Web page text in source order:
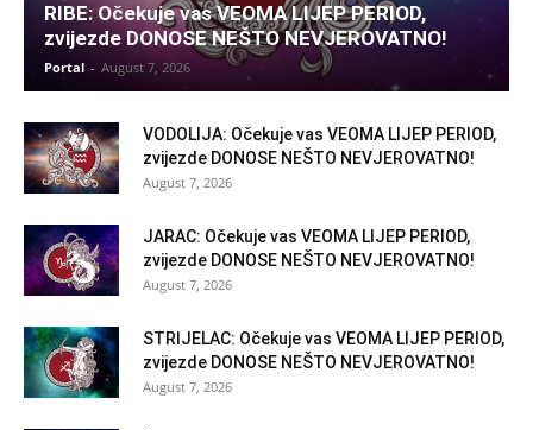
RIBE: Očekuje vas VEOMA LIJEP PERIOD,
zvijezde DONOSE NEŠTO NEVJEROVATNO!
Portal - August 7, 2026
VODOLIJA: Očekuje vas VEOMA LIJEP PERIOD,
zvijezde DONOSE NEŠTO NEVJEROVATNO!
August 7, 2026
JARAC: Očekuje vas VEOMA LIJEP PERIOD,
zvijezde DONOSE NEŠTO NEVJEROVATNO!
August 7, 2026
STRIJELAC: Očekuje vas VEOMA LIJEP PERIOD,
zvijezde DONOSE NEŠTO NEVJEROVATNO!
August 7, 2026